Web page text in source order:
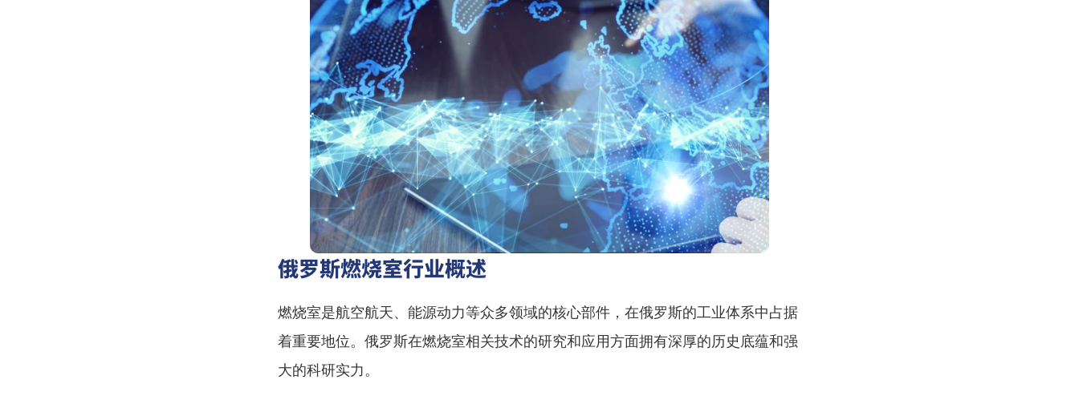
俄罗斯燃烧室行业概述
燃烧室是航空航天、能源动力等众多领域的核心部件，在俄罗斯的工业体系中占据
着重要地位。俄罗斯在燃烧室相关技术的研究和应用方面拥有深厚的历史底蕴和强
大的科研实力。